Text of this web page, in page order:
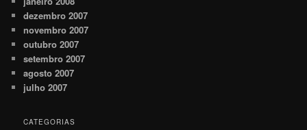
dezembro 2007
novembro 2007
outubro 2007
setembro 2007
agosto 2007
julho 2007
CATEGORIAS